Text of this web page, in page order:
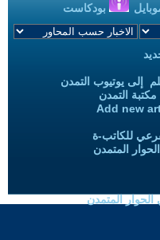
بودكاست
إلى يوتيوب التمدن
التمدن
Add new
للكاتب-ة
المتمدن
المتمدن